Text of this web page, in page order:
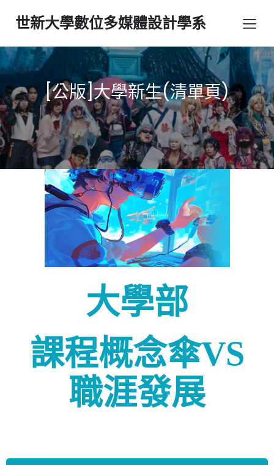
世新大學數位多媒體設計學系
[公版]大學新生(清單頁)
大學部
課程概念傘VS
職涯發展